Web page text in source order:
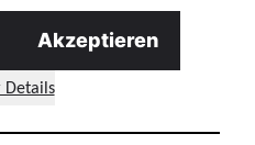
an die Politik in
Details
Akzeptieren